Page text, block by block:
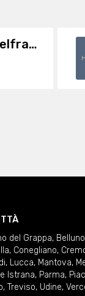
La Piadineria Castelfranco
del Grappa, Belluno
, Conegliano,
, Lucca, Mantova,
Istrana, Parma,
, Treviso, Udine,